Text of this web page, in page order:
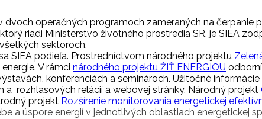
operačných programoch zameraných na čerpanie
riadi Ministerstvo životného prostredia SR, je SIEA
sektoroch.
SIEA podieľa. Prostredníctvom národného projektu
V rámci národného projektu ŽIŤ ENERGIOU
konferenciách a seminároch. Užitočné
rozhlasových relácií a webovej stránky. Národný projekt
projekt Rozšírenie monitorovania energetickej
a úspore energií v jednotlivých oblastiach energetickej